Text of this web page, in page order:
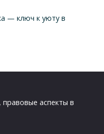
— ключ к уюту в
аспекты в